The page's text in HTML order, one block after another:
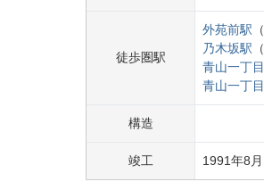
徒歩圏駅
外苑前駅 （
乃木坂駅 （
青山一丁目
青山一丁目
構造
竣工 1991年8 月